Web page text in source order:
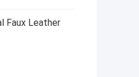
Faux Leather